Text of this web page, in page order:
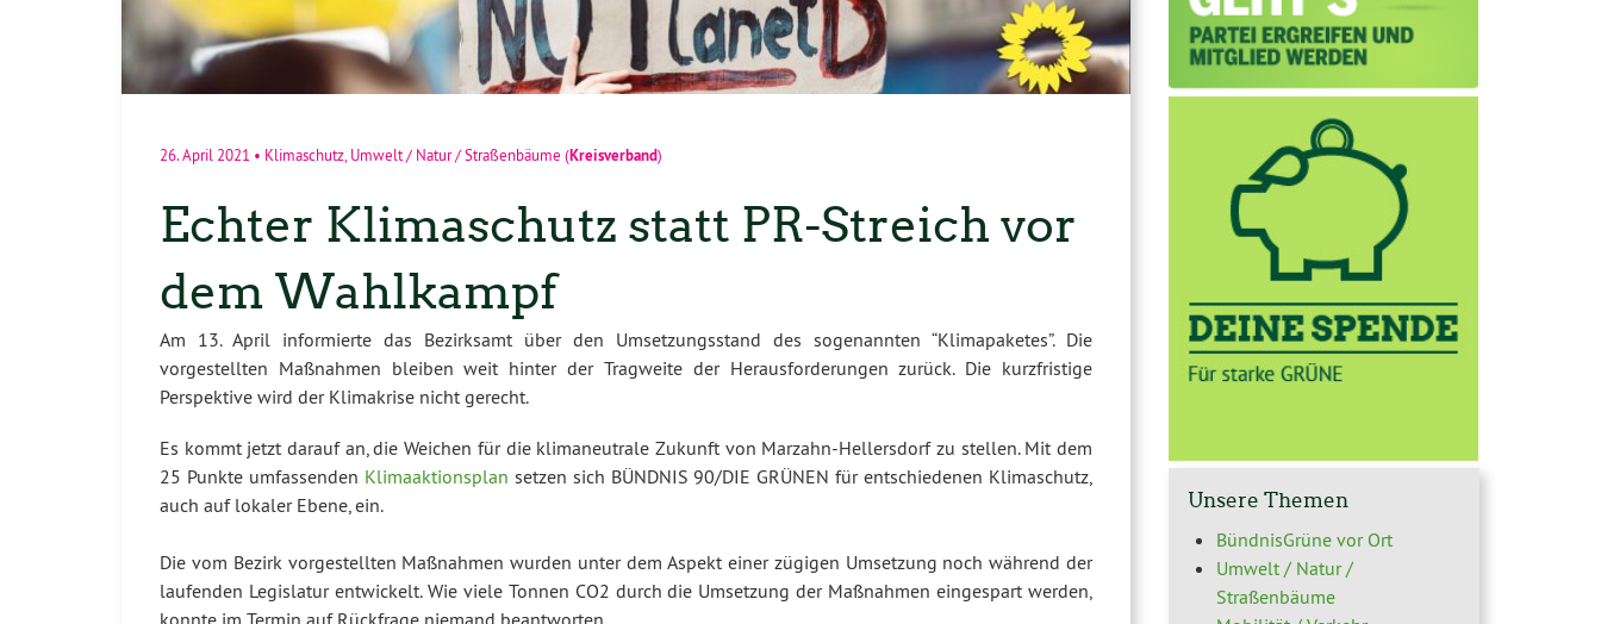
26. April 2021 • Klimaschutz,Umwelt / Natur / Straßenbäume (Kreisverband)
Echter Klimaschutz statt PR-Streich vor
dem Wahlkampf
Am 13. April informierte das Bezirksamt über den Umsetzungsstand des sogenannten “Klimapaketes”. Die
vorgestellten Maßnahmen bleiben weit hinter der Tragweite der Herausforderungen zurück. Die kurzfristige
Perspektive wird der Klimakrise nicht gerecht.
Es kommt jetzt darauf an, die Weichen für die klimaneutrale Zukunft von Marzahn-Hellersdorf zu stellen. Mit dem
25 Punkte umfassenden Klimaaktionsplan setzen sich BÜNDNIS 90/DIE GRÜNEN für entschiedenen Klimaschutz,
auch auf lokaler Ebene, ein.
Die vom Bezirk vorgestellten Maßnahmen wurden unter dem Aspekt einer zügigen Umsetzung noch während der
laufenden Legislatur entwickelt. Wie viele Tonnen CO2 durch die Umsetzung der Maßnahmen eingespart werden,
Unsere Themen
BündnisGrüne vor Ort
Umwelt / Natur /
Straßenbäume